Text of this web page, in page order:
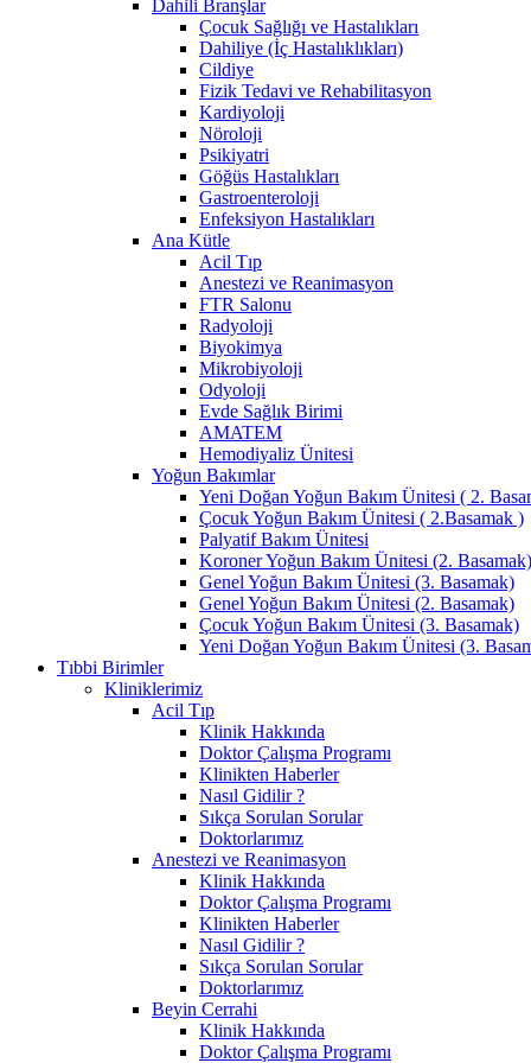
Dahili Branşlar
Çocuk Sağlığı ve Hastalıkları
Dahiliye (İç Hastalıklıkları)
Cildiye
Fizik Tedavi ve Rehabilitasyon
Kardiyoloji
Nöroloji
Psikiyatri
Göğüs Hastalıkları
Gastroenteroloji
Enfeksiyon Hastalıkları
Ana Kütle
Acil Tıp
Anestezi ve Reanimasyon
FTR Salonu
Radyoloji
Biyokimya
Mikrobiyoloji
Odyoloji
Evde Sağlık Birimi
AMATEM
Hemodiyaliz Ünitesi
Yoğun Bakımlar
Yeni Doğan Yoğun Bakım Ünitesi ( 2.
Çocuk Yoğun Bakım Ünitesi ( 2.Basamak )
Palyatif Bakım Ünitesi
Koroner Yoğun Bakım Ünitesi (2. Basamak)
Genel Yoğun Bakım Ünitesi (3. Basamak)
Genel Yoğun Bakım Ünitesi (2. Basamak)
Çocuk Yoğun Bakım Ünitesi (3. Basamak)
Yeni Doğan Yoğun Bakım Ünitesi (3.
Tıbbi Birimler
Kliniklerimiz
Acil Tıp
Klinik Hakkında
Doktor Çalışma Programı
Klinikten Haberler
Nasıl Gidilir ?
Sıkça Sorulan Sorular
Doktorlarımız
Anestezi ve Reanimasyon
Klinik Hakkında
Doktor Çalışma Programı
Klinikten Haberler
Nasıl Gidilir ?
Sıkça Sorulan Sorular
Doktorlarımız
Beyin Cerrahi
Klinik Hakkında
Doktor Çalışma Programı